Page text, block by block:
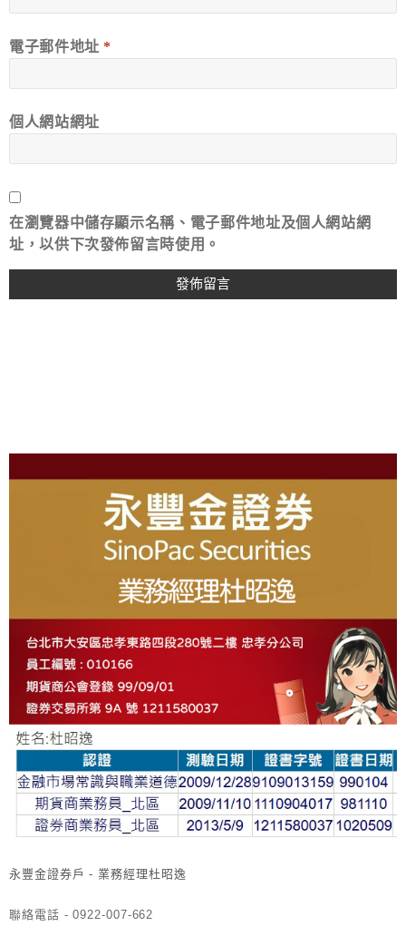
電子郵件地址 *
個人網站網址
在瀏覽器中儲存顯示名稱、電子郵件地址及個人網站網
址，以供下次發佈留言時使用。
I
永豐金證券戶 - 業務經理杜昭逸
聯絡電話 - 0922-007-662